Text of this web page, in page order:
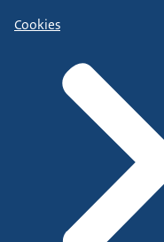
Cookies